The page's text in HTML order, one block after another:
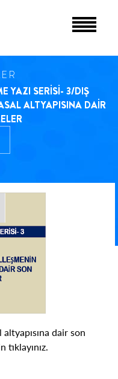
YAZI SERİSİ- 3/DIŞ
ALTYAPISINA DAİR
dair son
tıklayınız.